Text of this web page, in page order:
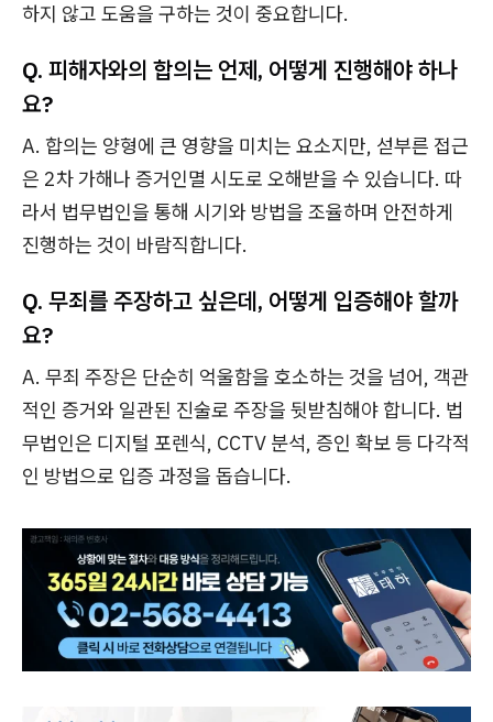
하지 않고 도움을 구하는 것이 중요합니다.
Q. 피해자와의 합의는 언제, 어떻게 진행해야 하나
요?
A. 합의는 양형에 큰 영향을 미치는 요소지만, 섣부른 접근
은 2차 가해나 증거인멸 시도로 오해받을 수 있습니다. 따
라서 법무법인을 통해 시기와 방법을 조율하며 안전하게
진행하는 것이 바람직합니다.
Q. 무죄를 주장하고 싶은데, 어떻게 입증해야 할까
요?
A. 무죄 주장은 단순히 억울함을 호소하는 것을 넘어, 객관
적인 증거와 일관된 진술로 주장을 뒷받침해야 합니다. 법
무법인은 디지털 포렌식, CCTV 분석, 증인 확보 등 다각적
인 방법으로 입증 과정을 돕습니다.